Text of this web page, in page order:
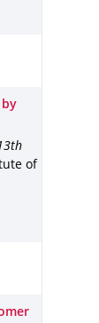
by
of